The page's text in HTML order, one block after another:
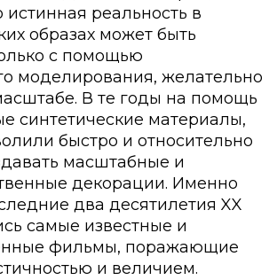
истинная реальность в
образах может быть
с помощью
моделирования, желательно
В те годы на помощь
синтетические материалы,
быстро и относительно
масштабные и
декорации. Именно
два десятилетия XX
самые известные и
фильмы, поражающие
и величием.